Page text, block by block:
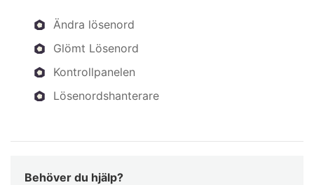
Ändra lösenord
Glömt Lösenord
Kontrollpanelen
Lösenordshanterare
Behöver du hjälp?